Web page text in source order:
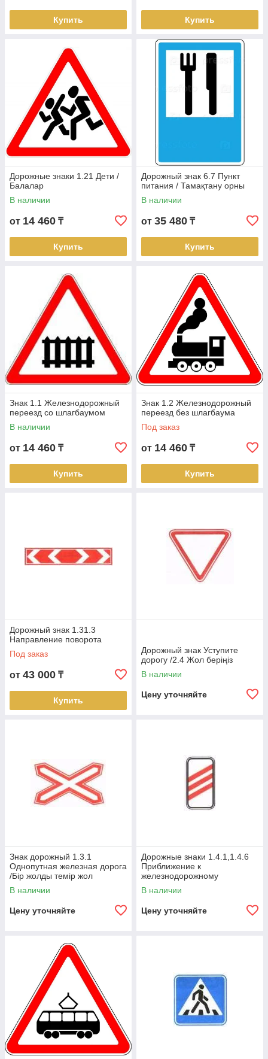
Купить Купить
Дорожные знаки 1.21 Дети /
Балалар
В наличии
от 14 460 ₸
Купить
Дорожный знак 6.7 Пункт
питания / Тамақтану орны
В наличии
от 35 480 ₸
Купить
Знак 1.1 Железнодорожный
переезд со шлагбаумом
В наличии
от 14 460 ₸
Купить
Знак 1.2 Железнодорожный
переезд без шлагбаума
Под заказ
от 14 460 ₸
Купить
Дорожный знак 1.31.3
Направление поворота
Под заказ
от 43 000 ₸
Купить
Дорожный знак Уступите
дорогу /2.4 Жол беріңіз
В наличии
Цену уточняйте
Знак дорожный 1.3.1
Однопутная железная дорога
/Бір жолды темір жол
В наличии
Цену уточняйте
Дорожные знаки 1.4.1,1.4.6
Приближение к
железнодорожному
переезду/Теміржол өткеліне
жақындау
В наличии
Цену уточняйте